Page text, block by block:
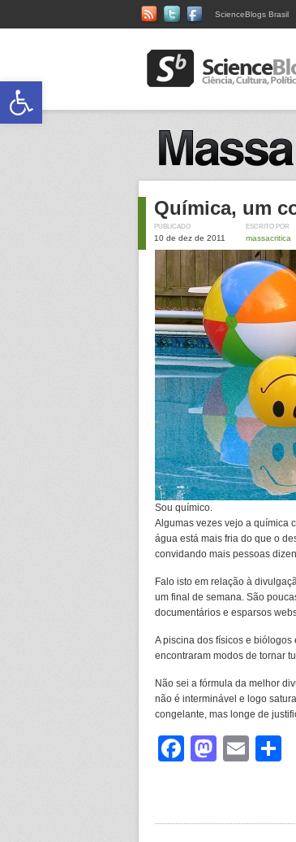
ScienceBlogs Brasil
Química, um
PUBLICADO
10 de dez de 2011
ESCRITO POR
massacritica
Sou químico.
Algumas vezes vejo a química
água está mais fria do que o
convidando mais pessoas
Falo isto em relação à
um final de semana. São
documentários e esparsos
A piscina dos físicos e
encontraram modos de tornar
Não sei a fórmula da melhor
não é interminável e logo
congelante, mas longe de
Facebook
Abrir a barra de